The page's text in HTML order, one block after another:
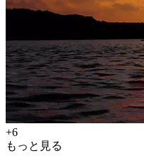
+6
もっと見る